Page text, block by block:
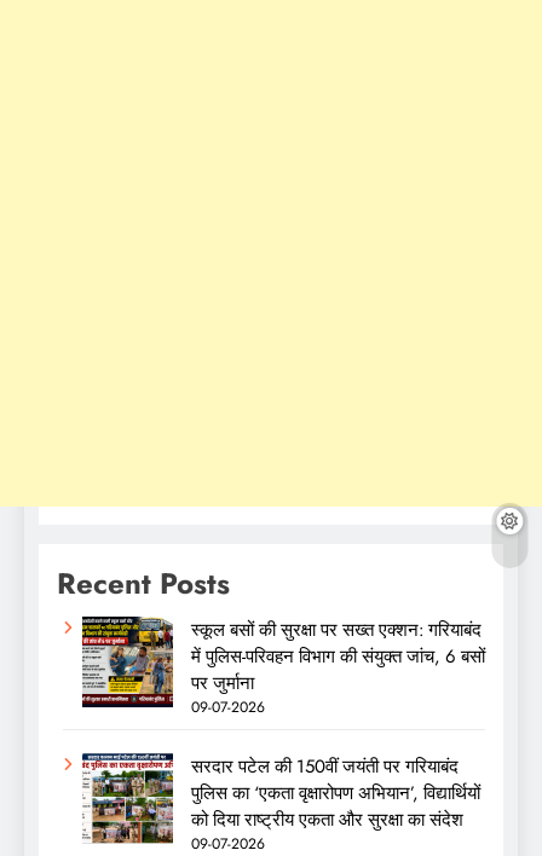
Recent Posts
स्कूल बसों की सुरक्षा पर सख्त एक्शन: गरियाबंद
में पुलिस-परिवहन विभाग की संयुक्त जांच, 6 बसों
पर जुर्माना
09-07-2026
सरदार पटेल की 150वीं जयंती पर गरियाबंद
पुलिस का ‘एकता वृक्षारोपण अभियान’, विद्यार्थियों
को दिया राष्ट्रीय एकता और सुरक्षा का संदेश
09-07-2026